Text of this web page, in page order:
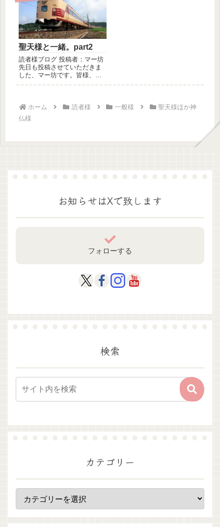
聖天様と一緒。part2
読者様ブログ 投稿者：マー坊
先日も投稿させていただきま
した、マー坊です。皆様、読
ホーム 読者様 一般様
聖天様ほか神
仏様
お知らせはXで致します
フォローする
検索
カテゴリー